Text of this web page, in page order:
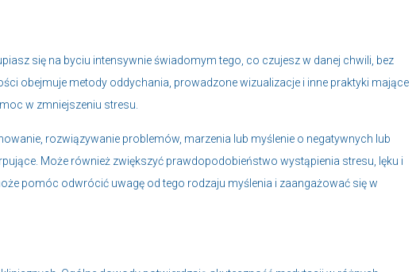
się na byciu intensywnie świadomym tego, co czujesz w danej chwili, bez
obejmuje metody oddychania, prowadzone wizualizacje i inne praktyki mające
w zmniejszeniu stresu.
rozwiązywanie problemów, marzenia lub myślenie o negatywnych lub
Może również zwiększyć prawdopodobieństwo wystąpienia stresu, lęku i
pomóc odwrócić uwagę od tego rodzaju myślenia i zaangażować się w